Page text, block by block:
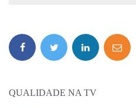
QUALIDADE NA TV